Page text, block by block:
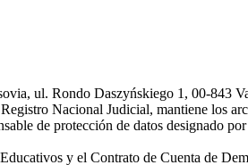
ul. Rondo Daszyńskiego 1, 00-843
Nacional Judicial, mantiene los
de protección de datos designado
y el Contrato de Cuenta de